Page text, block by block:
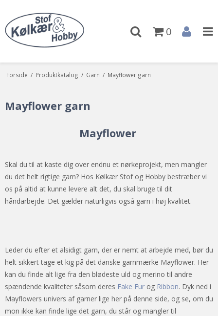
0
Forside / Produktkatalog / Garn / Mayflower garn
Mayflower garn
Mayflower
Skal du til at kaste dig over endnu et nørkeprojekt, men mangler
du det helt rigtige garn? Hos Kølkær Stof og Hobby bestræber vi
os på altid at kunne levere alt det, du skal bruge til dit
håndarbejde. Det gælder naturligvis også garn i høj kvalitet.
Leder du efter et alsidigt garn, der er nemt at arbejde med, bør du
helt sikkert tage et kig på det danske garnmærke Mayflower. Her
kan du finde alt lige fra den blødeste uld og merino til andre
spændende kvaliteter såsom deres Fake Fur og Ribbon. Dyk ned i
Mayflowers univers af garner lige her på denne side, og se, om du
mon ikke kan finde lige det garn, du står og mangler til